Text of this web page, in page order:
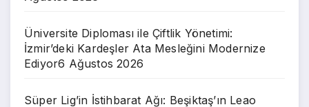
Üniversite Diploması ile Çiftlik Yönetimi:
İzmir’deki Kardeşler Ata Mesleğini Modernize
Ediyor6 Ağustos 2026
Süper Lig’in İstihbarat Ağı: Beşiktaş’ın Leao